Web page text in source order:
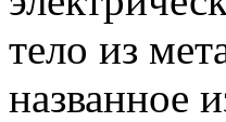
тело из
названное